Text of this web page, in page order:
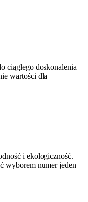
ciągłego doskonalenia
wartości dla
i ekologiczność.
wyborem numer jeden